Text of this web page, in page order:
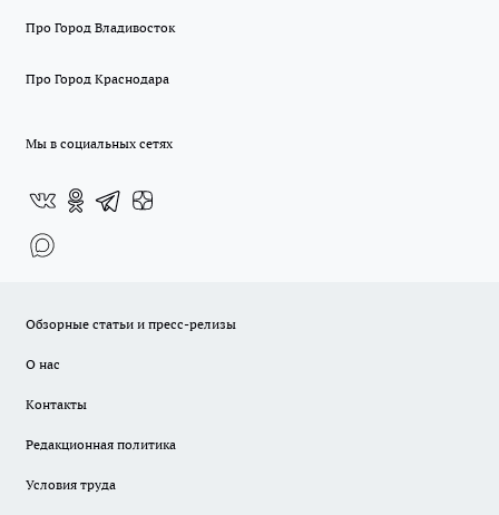
Про Город Владивосток
Про Город Краснодара
Мы в социальных сетях
Обзорные статьи и пресс-релизы
О нас
Контакты
Редакционная политика
Условия труда